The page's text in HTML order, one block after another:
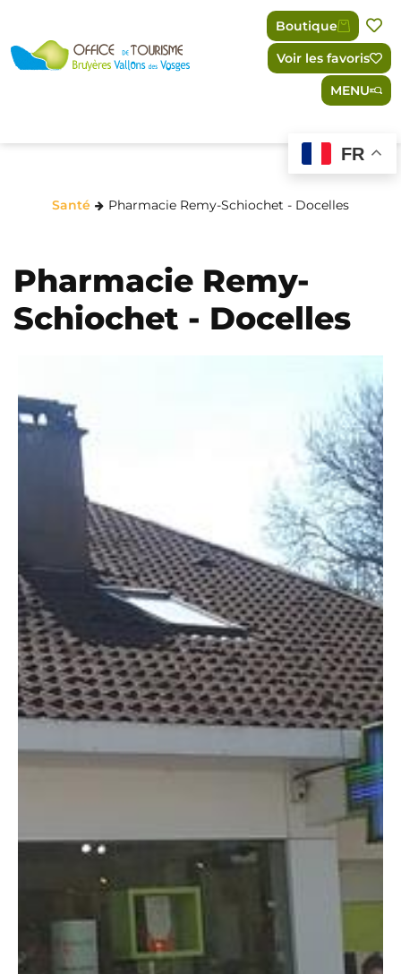
Boutique
Voir les favoris
MENU
FR
Santé Pharmacie Remy-Schiochet - Docelles
Pharmacie Remy-
Schiochet - Docelles